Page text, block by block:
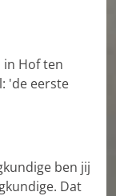
in Hof ten
'de eerste
ben jij
Dat